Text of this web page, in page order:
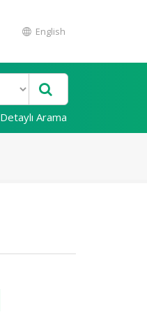
English
Detaylı Arama